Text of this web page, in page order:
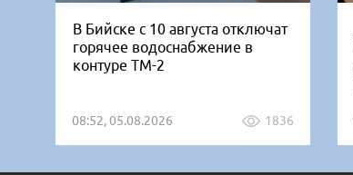
В Бийске с 10 августа отключат
горячее водоснабжение в
контуре ТМ-2
08:52, 05.08.2026 1836